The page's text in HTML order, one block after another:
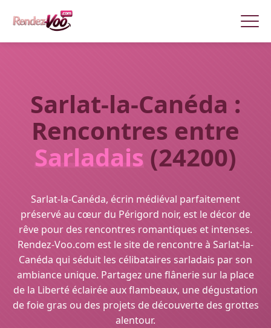
Sarlat-la-Canéda :
Rencontres entre
Sarladais (24200)
Sarlat-la-Canéda, écrin médiéval parfaitement
préservé au cœur du Périgord noir, est le décor de
rêve pour des rencontres romantiques et intenses.
Rendez-Voo.com est le site de rencontre à Sarlat-la-
Canéda qui séduit les célibataires sarladais par son
ambiance unique. Partagez une flânerie sur la place
de la Liberté éclairée aux flambeaux, une dégustation
de foie gras ou des projets de découverte des grottes
alentour.